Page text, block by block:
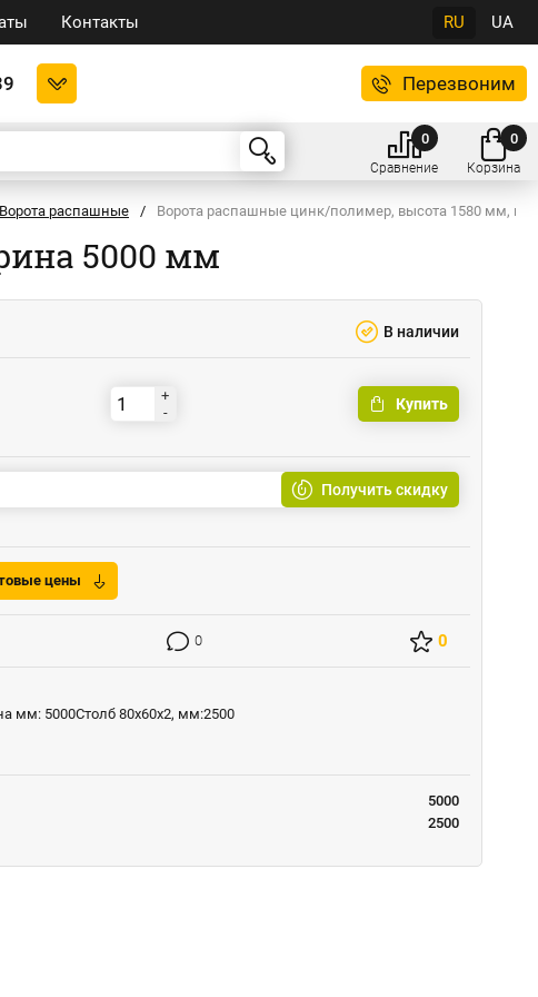
Контакты RU UA
Перезвоним
Сравнение
0
Корзина
0
Ворота распашные / Ворота распашные цинк/полимер, высота 1580 мм,
5000 мм
В наличии
+
-
Купить
Получить скидку
цены
0 0
мм: 5000Столб 80х60х2, мм:2500
5000
2500